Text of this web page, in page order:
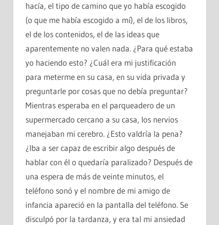
hacía, el tipo de camino que yo había escogido
(o que me había escogido a mí), el de los libros,
el de los contenidos, el de las ideas que
aparentemente no valen nada. ¿Para qué estaba
yo haciendo esto? ¿Cuál era mi justificación
para meterme en su casa, en su vida privada y
preguntarle por cosas que no debía preguntar?
Mientras esperaba en el parqueadero de un
supermercado cercano a su casa, los nervios
manejaban mi cerebro. ¿Esto valdría la pena?
¿Iba a ser capaz de escribir algo después de
hablar con él o quedaría paralizado? Después de
una espera de más de veinte minutos, el
teléfono sonó y el nombre de mi amigo de
infancia apareció en la pantalla del teléfono. Se
disculpó por la tardanza, y era tal mi ansiedad